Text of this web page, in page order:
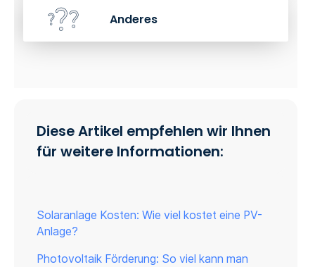
Anderes
Diese Artikel empfehlen wir Ihnen
für weitere Informationen:
Solaranlage Kosten: Wie viel kostet eine PV-
Anlage?
Photovoltaik Förderung: So viel kann man